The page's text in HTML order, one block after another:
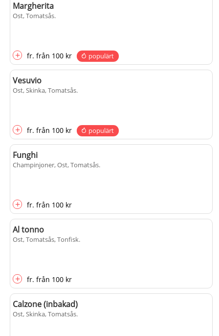
Margherita
Ost, Tomatsås.
+ fr. från 100 kr populärt
Vesuvio
Ost, Skinka, Tomatsås.
+ fr. från 100 kr populärt
Funghi
Champinjoner, Ost, Tomatsås.
+ fr. från 100 kr
Al tonno
Ost, Tomatsås, Tonfisk.
+ fr. från 100 kr
Calzone (inbakad)
Ost, Skinka, Tomatsås.